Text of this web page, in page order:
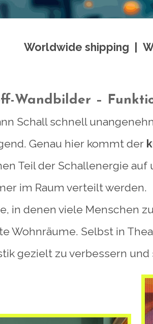
Worldwide shipping |
Wandbilder –
Schall schnell
Genau hier kommt der
Teil der Schallenergie
im Raum verteilt werden.
in denen viele Menschen
Wohnräume. Selbst in
gezielt zu verbessern